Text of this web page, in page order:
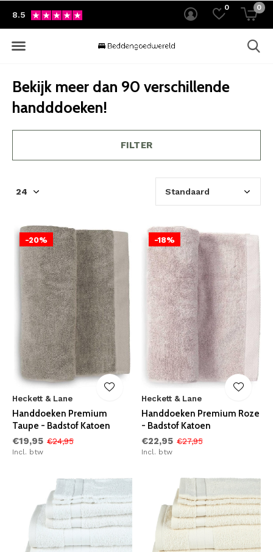
0 0
8.5
Bekijk meer dan 90 verschillende
handddoeken!
FILTER
-20%
Heckett & Lane
Handdoeken Premium
Taupe - Badstof Katoen
€19,95 €24,95
Incl. btw
-18%
Heckett & Lane
Handdoeken Premium Roze
- Badstof Katoen
€22,95 €27,95
Incl. btw